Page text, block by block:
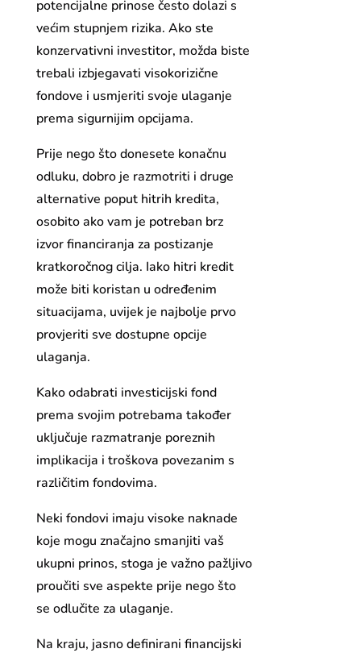
potencijalne prinose često dolazi s
većim stupnjem rizika. Ako ste
konzervativni investitor, možda biste
trebali izbjegavati visokorizične
fondove i usmjeriti svoje ulaganje
prema sigurnijim opcijama.
Prije nego što donesete konačnu
odluku, dobro je razmotriti i druge
alternative poput hitrih kredita,
osobito ako vam je potreban brz
izvor financiranja za postizanje
kratkoročnog cilja. Iako hitri kredit
može biti koristan u određenim
situacijama, uvijek je najbolje prvo
provjeriti sve dostupne opcije
ulaganja.
Kako odabrati investicijski fond
prema svojim potrebama također
uključuje razmatranje poreznih
implikacija i troškova povezanim s
različitim fondovima.
Neki fondovi imaju visoke naknade
koje mogu značajno smanjiti vaš
ukupni prinos, stoga je važno pažljivo
proučiti sve aspekte prije nego što
se odlučite za ulaganje.
Na kraju, jasno definirani financijski